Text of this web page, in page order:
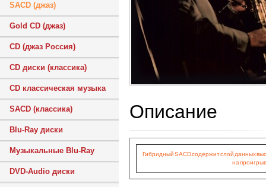
SACD (джаз)
Gold CD (джаз)
CD (джаз Россия)
CD диски (классика)
CD классическая музыка
SACD (классика)
Blu-Ray диски
Музыкальные Blu-Ray
DVD-Audio диски
Описание
Гибридный SACD содержит слой данных
на